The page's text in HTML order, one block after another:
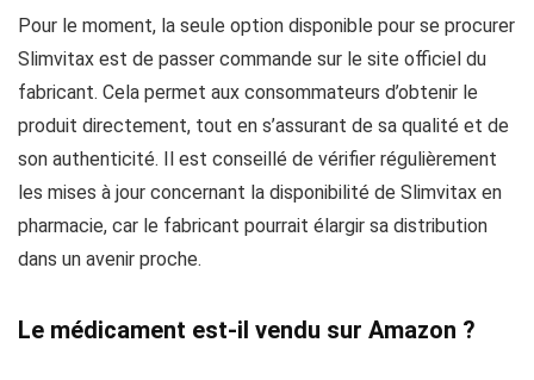
Pour le moment, la seule option disponible pour se procurer
Slimvitax est de passer commande sur le site officiel du
fabricant. Cela permet aux consommateurs d’obtenir le
produit directement, tout en s’assurant de sa qualité et de
son authenticité. Il est conseillé de vérifier régulièrement
les mises à jour concernant la disponibilité de Slimvitax en
pharmacie, car le fabricant pourrait élargir sa distribution
dans un avenir proche.
Le médicament est-il vendu sur Amazon ?